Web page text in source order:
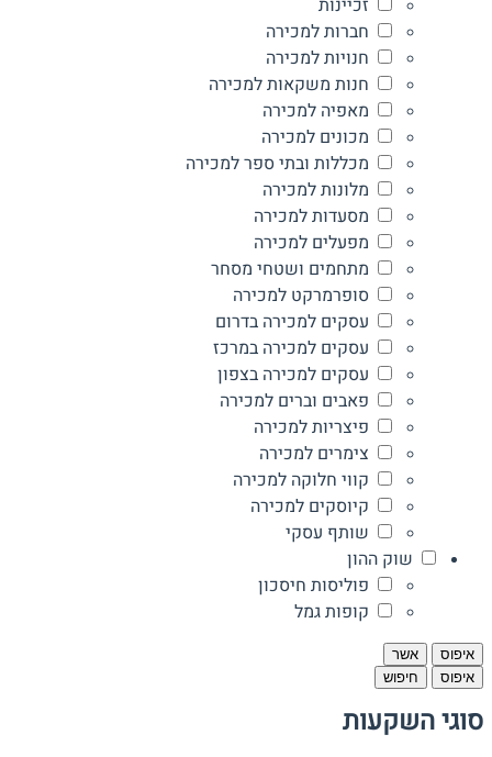
זכיינות
חברות למכירה
חנויות למכירה
חנות משקאות למכירה
מאפיה למכירה
מכונים למכירה
מכללות ובתי ספר למכירה
מלונות למכירה
מסעדות למכירה
מפעלים למכירה
מתחמים ושטחי מסחר
סופרמרקט למכירה
עסקים למכירה בדרום
עסקים למכירה במרכז
עסקים למכירה בצפון
פאבים וברים למכירה
פיצריות למכירה
צימרים למכירה
קווי חלוקה למכירה
קיוסקים למכירה
שותף עסקי
שוק ההון
פוליסות חיסכון
קופות גמל
איפוס
אשר
איפוס
חיפוש
סוגי השקעות